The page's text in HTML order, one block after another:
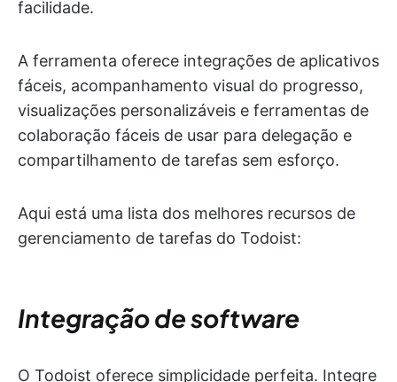
facilidade.
A ferramenta oferece integrações de aplicativos
fáceis, acompanhamento visual do progresso,
visualizações personalizáveis e ferramentas de
colaboração fáceis de usar para delegação e
compartilhamento de tarefas sem esforço.
Aqui está uma lista dos melhores recursos de
gerenciamento de tarefas do Todoist:
Integração de software
O Todoist oferece simplicidade perfeita. Integre